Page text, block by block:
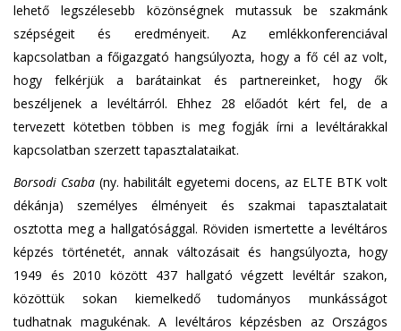
lehető legszélesebb közönségnek mutassuk be szakmánk
szépségeit és eredményeit. Az emlékkonferenciával
kapcsolatban a főigazgató hangsúlyozta, hogy a fő cél az volt,
hogy felkérjük a barátainkat és partnereinket, hogy ők
beszéljenek a levéltárról. Ehhez 28 előadót kért fel, de a
tervezett kötetben többen is meg fogják írni a levéltárakkal
kapcsolatban szerzett tapasztalataikat.
Borsodi Csaba (ny. habilitált egyetemi docens, az ELTE BTK volt
dékánja) személyes élményeit és szakmai tapasztalatait
osztotta meg a hallgatósággal. Röviden ismertette a levéltáros
képzés történetét, annak változásait és hangsúlyozta, hogy
1949 és 2010 között 437 hallgató végzett levéltár szakon,
közöttük sokan kiemelkedő tudományos munkásságot
tudhatnak magukénak. A levéltáros képzésben az Országos